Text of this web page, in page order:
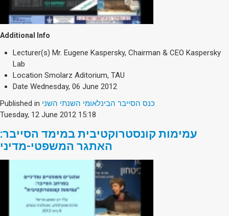
Additional Info
Lecturer(s) Mr. Eugene Kaspersky, Chairman & CEO Kaspersky
Lab
Location Smolarz Aditorium, TAU
Date Wednesday, 06 June 2012
Published in כנס הסייבר הבינלאומי השנתי השני
Tuesday, 12 June 2012 15:18
עמימות קונסטרוקטיבית במימד הסייבר:
האתגר המשפטי-מדיני